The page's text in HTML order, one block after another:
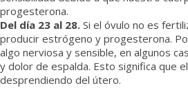
progesterona.
Del día 23 al 28. Si el óvulo no es
producir estrógeno y progesterona.
algo nerviosa y sensible, en algunos
y dolor de espalda. Esto significa que
desprendiendo del útero.